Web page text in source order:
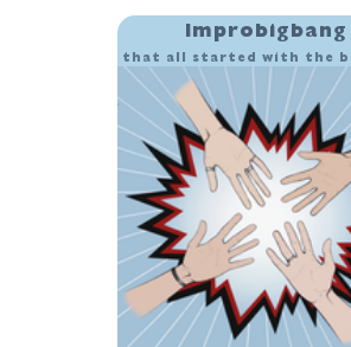
Improbigbang
that all started with the